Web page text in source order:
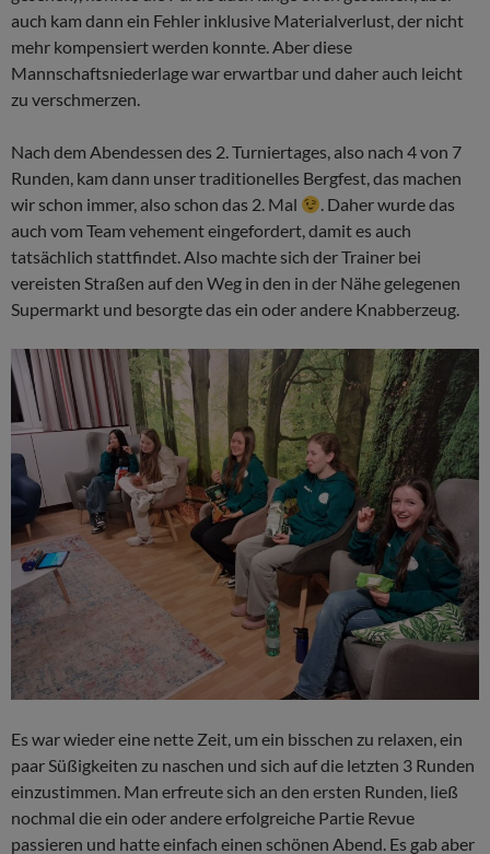
auch kam dann ein Fehler inklusive Materialverlust, der nicht
mehr kompensiert werden konnte. Aber diese
Mannschaftsniederlage war erwartbar und daher auch leicht
zu verschmerzen.
Nach dem Abendessen des 2. Turniertages, also nach 4 von 7
Runden, kam dann unser traditionelles Bergfest, das machen
wir schon immer, also schon das 2. Mal
. Daher wurde das
auch vom Team vehement eingefordert, damit es auch
tatsächlich stattfindet. Also machte sich der Trainer bei
vereisten Straßen auf den Weg in den in der Nähe gelegenen
Supermarkt und besorgte das ein oder andere Knabberzeug.
Es war wieder eine nette Zeit, um ein bisschen zu relaxen, ein
paar Süßigkeiten zu naschen und sich auf die letzten 3 Runden
einzustimmen. Man erfreute sich an den ersten Runden, ließ
nochmal die ein oder andere erfolgreiche Partie Revue
passieren und hatte einfach einen schönen Abend. Es gab aber